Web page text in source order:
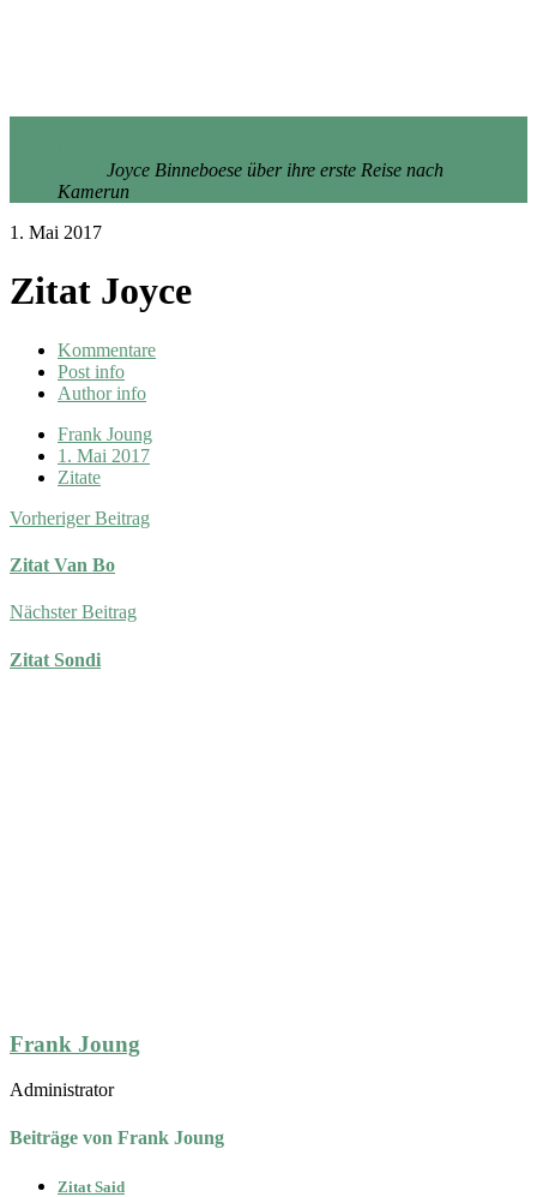
Joyce Binneboese über ihre erste Reise nach
Kamerun
1. Mai 2017
Zitat Joyce
Kommentare
Post info
Author info
Frank Joung
1. Mai 2017
Zitate
Vorheriger Beitrag
Zitat Van Bo
Nächster Beitrag
Zitat Sondi
Frank Joung
Administrator
Beiträge von Frank Joung
Zitat Said